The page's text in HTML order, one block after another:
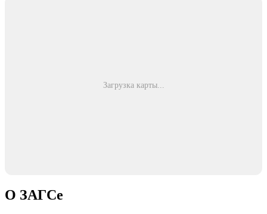
Загрузка карты...
О ЗАГСе